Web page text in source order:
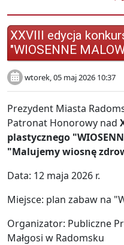
XXVIII edycja
"WIOSENNE
wtorek, 05 maj 2026 10:37
Prezydent Miasta
Patronat Honorowy nad
plastycznego
"Malujemy wiosnę
Data: 12 maja 2026 r.
Miejsce: plan zabaw na
Organizator: Publiczne
Małgosi w Radomsku